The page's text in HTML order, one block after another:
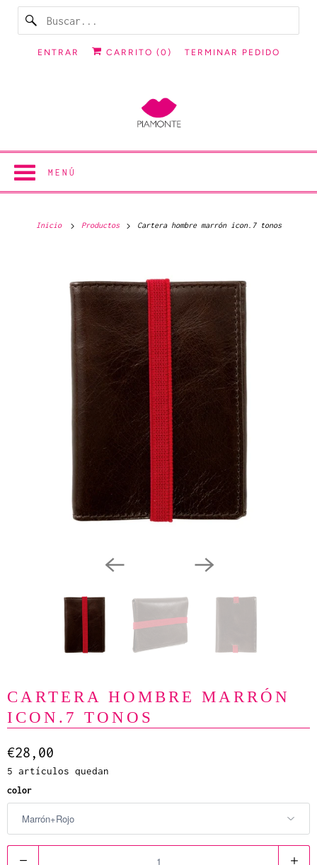
ENTRAR CARRITO ( 0 ) TERMINAR PEDIDO
MENÚ
Inicio Productos Cartera hombre marrón icon.7 tonos
CARTERA HOMBRE MARRÓN
ICON.7 TONOS
€28,00
5 artículos quedan
color